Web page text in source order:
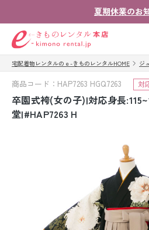
夏期休業のお
ゲスト
お気に入り ログイン
会社案内
着物の種類から探す
宅配着物レンタルのｅ-きものレンタルHOME ジ
商品コード：HAP7263 HGQ7263 対
卒園式袴(女の子)|対応身長
堂|#HAP7263 H